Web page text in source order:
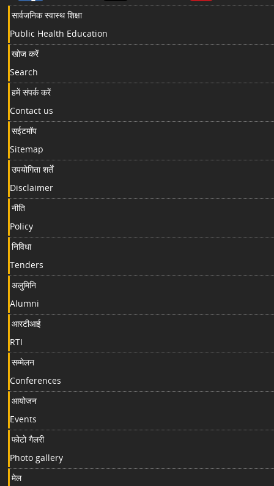
सार्वजनिक स्वास्थ शिक्षा
Public Health Education
खोज करें
Search
हमें संपर्क करें
Contact us
सईटमॉप
Sitemap
उपयोगिता शर्तें
Disclaimer
नीति
Policy
निविधा
Tenders
अलुमिनि
Alumni
आरटीआई
RTI
सम्मेलन
Conferences
आयोजन
Events
फोटो गैलरी
Photo gallery
मेल